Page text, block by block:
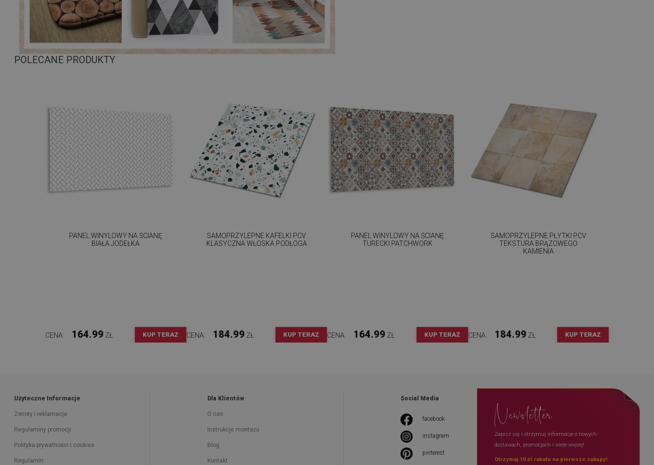
POLECANE PRODUKTY
PANEL WINYLOWY NA ŚCIANĘ
BIAŁA JODEŁKA
CENA: 164.99 ZŁ KUP TERAZ
SAMOPRZYLEPNE KAFELKI PCV
KLASYCZNA WŁOSKA PODŁOGA
CENA: 184.99 ZŁ KUP TERAZ
PANEL WINYLOWY NA ŚCIANĘ
TURECKI PATCHWORK
CENA: 164.99 ZŁ KUP TERAZ
SAMOPRZYLEPNE PŁYTKI PCV
TEKSTURA BRĄZOWEGO
KAMIENIA
CENA: 184.99 ZŁ KUP TERAZ
Użyteczne Informacje
Zwroty i reklamacje
Regulaminy promocji
Polityka prywatności i cookies
Regulamin
Dla Klientów
O nas
Instrukcje montażu
Blog
Kontakt
Social Media
facebook
instagram
pinterest
Newsletter
Zapisz się i otrzymuj informacje o nowych
dostawach, promocjach i wiele więcej!
Otrzymaj 10 zł rabatu na pierwsze zakupy!